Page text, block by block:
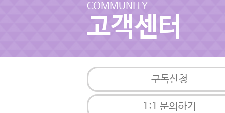
COMMUNITY
고객센터
구독신청
1:1 문의하기